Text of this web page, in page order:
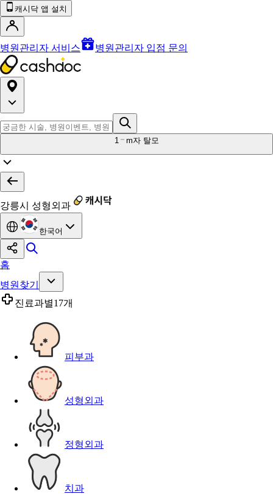
캐시닥 앱 설치
병원관리자 서비스 병원관리자 입점 문의
1 m자 탈모
강릉시 성형외과
한국어
홈
병원찾기
진료과별17개
피부과
성형외과
정형외과
치과